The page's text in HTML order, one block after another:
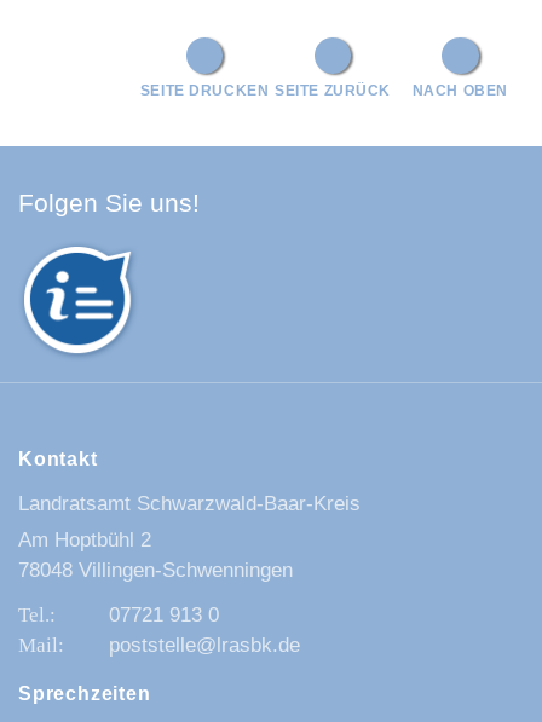
NACH OBEN
SEITE ZURÜCK
SEITE DRUCKEN
Folgen Sie uns!
Kontakt
Landratsamt Schwarzwald-Baar-Kreis
Am Hoptbühl 2
78048 Villingen-Schwenningen
07721 913 0
poststelle@lrasbk.de
Sprechzeiten